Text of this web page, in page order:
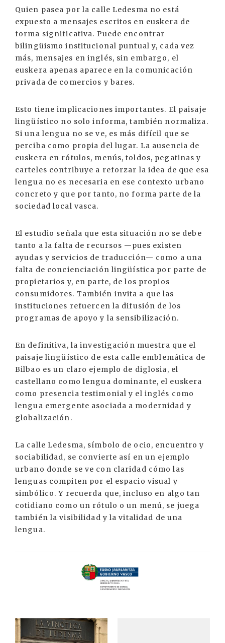
Quien pasea por la calle Ledesma no está
expuesto a mensajes escritos en euskera de
forma significativa. Puede encontrar
bilingüismo institucional puntual y, cada vez
más, mensajes en inglés, sin embargo, el
euskera apenas aparece en la comunicación
privada de comercios y bares.
Esto tiene implicaciones importantes. El paisaje
lingüístico no solo informa, también normaliza.
Si una lengua no se ve, es más difícil que se
perciba como propia del lugar. La ausencia de
euskera en rótulos, menús, toldos, pegatinas y
carteles contribuye a reforzar la idea de que esa
lengua no es necesaria en ese contexto urbano
concreto y que por tanto, no forma parte de la
sociedad local vasca.
El estudio señala que esta situación no se debe
tanto a la falta de recursos —pues existen
ayudas y servicios de traducción— como a una
falta de concienciación lingüística por parte de
propietarios y, en parte, de los propios
consumidores. También invita a que las
instituciones refuercen la difusión de los
programas de apoyo y la sensibilización.
En definitiva, la investigación muestra que el
paisaje lingüístico de esta calle emblemática de
Bilbao es un claro ejemplo de diglosia, el
castellano como lengua dominante, el euskera
como presencia testimonial y el inglés como
lengua emergente asociada a modernidad y
globalización.
La calle Ledesma, símbolo de ocio, encuentro y
sociabilidad, se convierte así en un ejemplo
urbano donde se ve con claridad cómo las
lenguas compiten por el espacio visual y
simbólico. Y recuerda que, incluso en algo tan
cotidiano como un rótulo o un menú, se juega
también la visibilidad y la vitalidad de una
lengua.